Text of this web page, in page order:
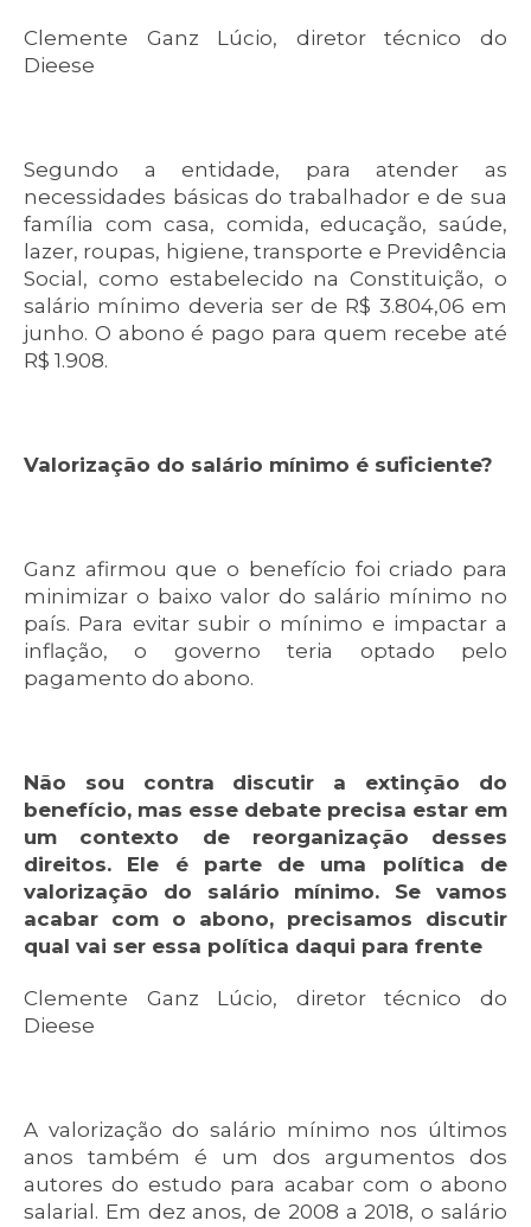
Clemente Ganz Lúcio, diretor técnico do
Dieese
Segundo a entidade, para atender as
necessidades básicas do trabalhador e de sua
família com casa, comida, educação, saúde,
lazer, roupas, higiene, transporte e Previdência
Social, como estabelecido na Constituição, o
salário mínimo deveria ser de R$ 3.804,06 em
junho. O abono é pago para quem recebe até
R$ 1.908.
Valorização do salário mínimo é suficiente?
Ganz afirmou que o benefício foi criado para
minimizar o baixo valor do salário mínimo no
país. Para evitar subir o mínimo e impactar a
inflação, o governo teria optado pelo
pagamento do abono.
Não sou contra discutir a extinção do
benefício, mas esse debate precisa estar em
um contexto de reorganização desses
direitos. Ele é parte de uma política de
valorização do salário mínimo. Se vamos
acabar com o abono, precisamos discutir
qual vai ser essa política daqui para frente
Clemente Ganz Lúcio, diretor técnico do
Dieese
A valorização do salário mínimo nos últimos
anos também é um dos argumentos dos
autores do estudo para acabar com o abono
salarial. Em dez anos, de 2008 a 2018, o salário